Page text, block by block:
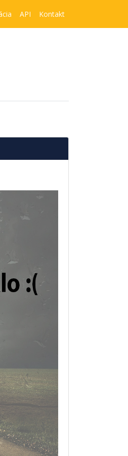
API Kontakt